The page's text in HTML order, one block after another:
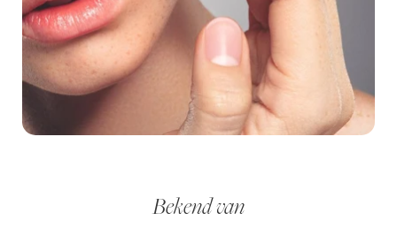
Bekend van